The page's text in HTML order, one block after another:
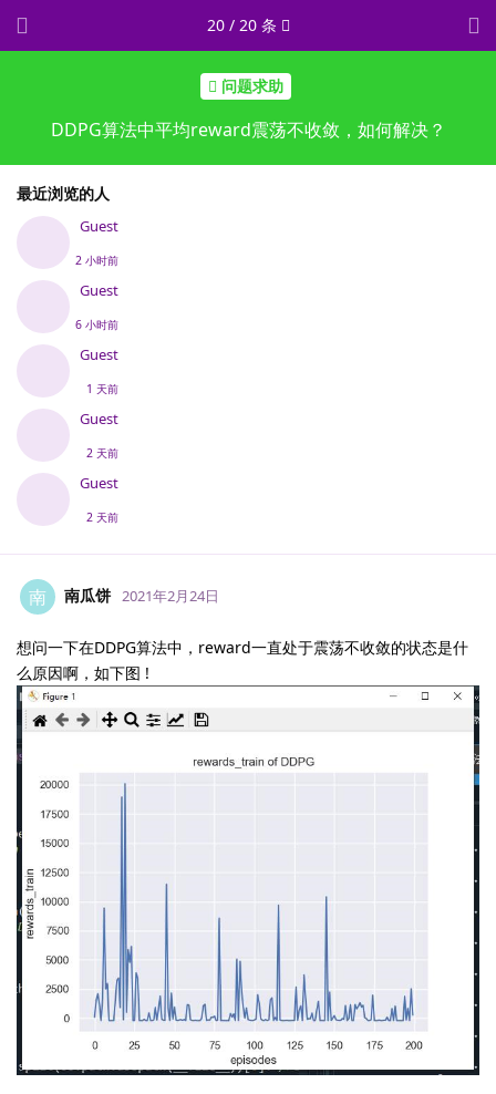
问题求助
DDPG算法中平均reward震荡不收敛，如何解决？
最近浏览的人
Guest
2 小时前
Guest
6 小时前
Guest
1 天前
Guest
2 天前
Guest
2 天前
20/ 20条
南 南瓜饼 2021年2月24日
想问一下在DDPG算法中，reward一直处于震荡不收敛的状态是什
么原因啊，如下图 !